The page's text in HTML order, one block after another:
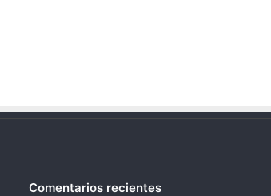
Comentarios recientes